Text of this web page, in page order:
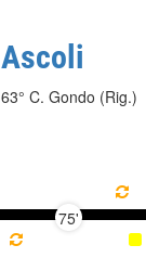
Ascoli
63° C. Gondo (Rig.)
75'